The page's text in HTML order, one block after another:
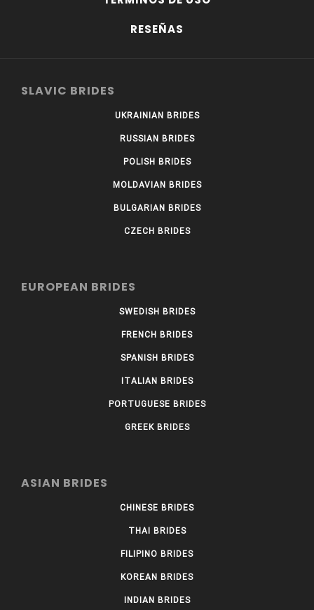
RESEÑAS
SLAVIC BRIDES
UKRAINIAN BRIDES
RUSSIAN BRIDES
POLISH BRIDES
MOLDAVIAN BRIDES
BULGARIAN BRIDES
CZECH BRIDES
EUROPEAN BRIDES
SWEDISH BRIDES
FRENCH BRIDES
SPANISH BRIDES
ITALIAN BRIDES
PORTUGUESE BRIDES
GREEK BRIDES
ASIAN BRIDES
CHINESE BRIDES
THAI BRIDES
FILIPINO BRIDES
KOREAN BRIDES
INDIAN BRIDES